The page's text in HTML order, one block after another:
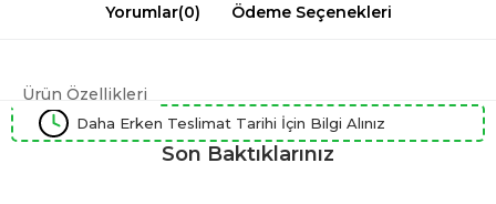
Yorumlar(0) Ödeme Seçenekleri
Ürün Özellikleri
Daha Erken Teslimat Tarihi İçin Bilgi Alınız
Son Baktıklarınız